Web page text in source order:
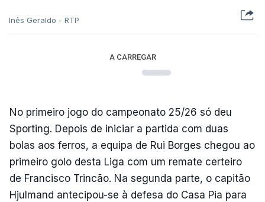
Inês Geraldo - RTP
A CARREGAR
No primeiro jogo do campeonato 25/26 só deu
Sporting. Depois de iniciar a partida com duas
bolas aos ferros, a equipa de Rui Borges chegou ao
primeiro golo desta Liga com um remate certeiro
de Francisco Trincão. Na segunda parte, o capitão
Hjulmand antecipou-se à defesa do Casa Pia para